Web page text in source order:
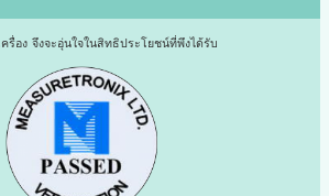
รื่อง จึงจะอุ่นใจในสิทธิประโยชน์ที่พึงได้รับ